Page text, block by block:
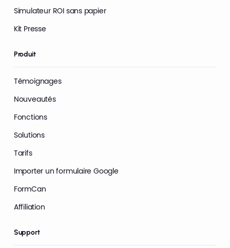
Simulateur ROI sans papier
Kit Presse
Produit
Témoignages
Nouveautés
Fonctions
Solutions
Tarifs
Importer un formulaire Google
FormCan
Affiliation
Support